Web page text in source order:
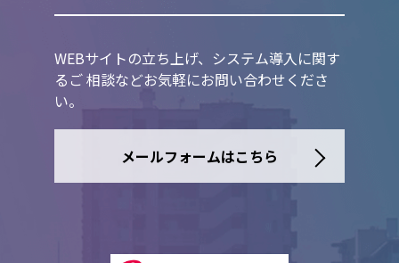
WEBサイトの立ち上げ、システム導入に関す
るご 相談などお気軽にお問い合わせくださ
い。
メールフォームはこちら